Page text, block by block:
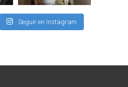
Seguir en Instagram